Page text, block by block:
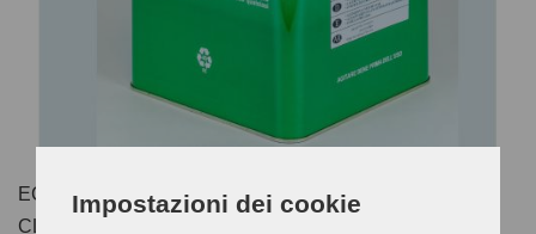
Impostazioni dei cookie
ECOLOGICAL STAIN REMOVER FOR LEATHER,
CLEANER FOR PARA